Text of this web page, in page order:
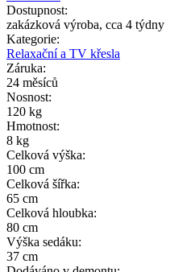
Dostupnost:
zakázková výroba, cca 4 týdny
Kategorie:
Relaxační a TV křesla
Záruka:
24 měsíců
Nosnost:
120 kg
Hmotnost:
8 kg
Celková výška:
100 cm
Celková šířka:
65 cm
Celková hloubka:
80 cm
Výška sedáku:
37 cm